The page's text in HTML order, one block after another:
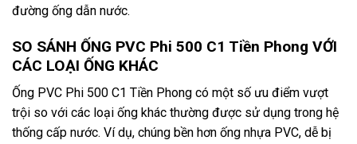
đường ống dẫn nước.
SO SÁNH ỐNG PVC Phi 500 C1 Tiền Phong VỚI
CÁC LOẠI ỐNG KHÁC
Ống PVC Phi 500 C1 Tiền Phong có một số ưu điểm vượt
trội so với các loại ống khác thường được sử dụng trong hệ
thống cấp nước. Ví dụ, chúng bền hơn ống nhựa PVC, dễ bị